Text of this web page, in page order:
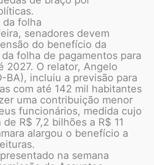
da folha
senadores devem
do benefício da
folha de pagamentos para
2027. O relator, Angelo
BA), incluiu a previsão para
com até 142 mil habitantes
uma contribuição menor
funcionários, medida cujo
R$ 7,2 bilhões a R$ 11
alargou o benefício a
na semana